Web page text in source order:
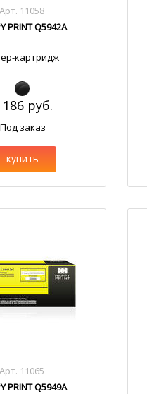
Арт. 11058
PRINT Q5942A
картридж
186 руб.
Под заказ
купить
Арт. 11065
PRINT Q5949A